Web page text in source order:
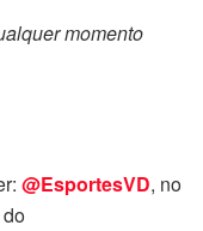
momento
@EsportesVD, no